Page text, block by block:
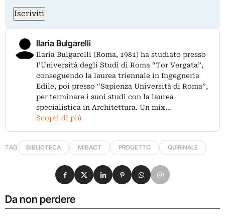
Iscriviti
Ilaria Bulgarelli
Ilaria Bulgarelli (Roma, 1981) ha studiato presso
l’Università degli Studi di Roma “Tor Vergata”,
conseguendo la laurea triennale in Ingegneria
Edile, poi presso “Sapienza Università di Roma”,
per terminare i suoi studi con la laurea
specialistica in Architettura. Un mix…
Scopri di più
TAG BIBLIOTECA MIBACT PROGETTO QUIRINALE
Da non perdere
Condividi su Facebook
Condividi su X
Condividi su LinkedIn
Condividi su Pinterest
Condividi su WhatsApp
Condividi su Email